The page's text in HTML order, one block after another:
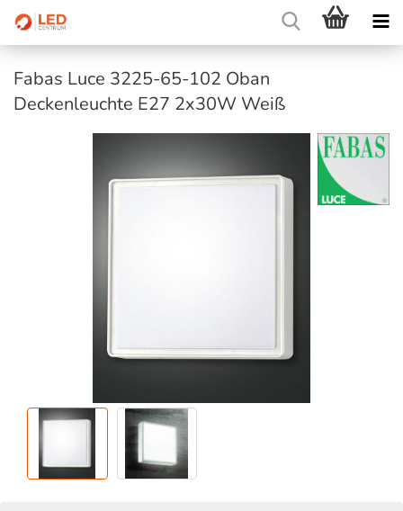
Fabas Luce 3225-65-102 Oban
Deckenleuchte E27 2x30W Weiß